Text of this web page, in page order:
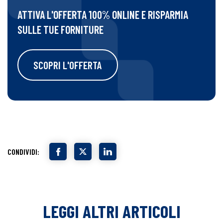
ATTIVA L'OFFERTA 100% ONLINE E RISPARMIA
SULLE TUE FORNITURE
SCOPRI L'OFFERTA
CONDIVIDI:
LEGGI ALTRI ARTICOLI